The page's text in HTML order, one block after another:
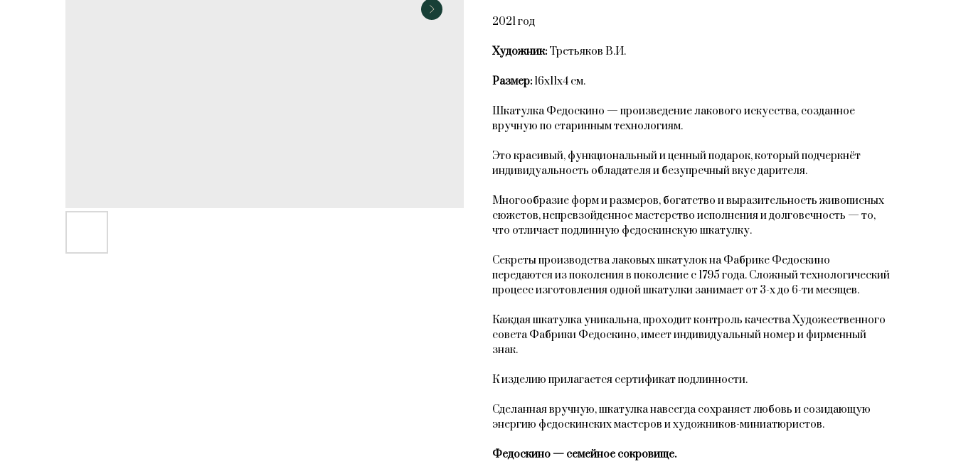
2021 год
Художник: Третьяков В.И.
Размер: 16х11х4 см.
Шкатулка Федоскино — произведение лакового искусства, созданное
вручную по старинным технологиям.
Это красивый, функциональный и ценный подарок, который подчеркнёт
индивидуальность обладателя и безупречный вкус дарителя.
Многообразие форм и размеров, богатство и выразительность живописных
сюжетов, непревзойденное мастерство исполнения и долговечность — то,
что отличает подлинную федоскинскую шкатулку.
Секреты производства лаковых шкатулок на Фабрике Федоскино
передаются из поколения в поколение с 1795 года. Сложный технологический
процесс изготовления одной шкатулки занимает от 3-х до 6-ти месяцев.
Каждая шкатулка уникальна, проходит контроль качества Художественного
совета Фабрики Федоскино, имеет индивидуальный номер и фирменный
знак.
К изделию прилагается сертификат подлинности.
Сделанная вручную, шкатулка навсегда сохраняет любовь и созидающую
энергию федоскинских мастеров и художников-миниатюристов.
Федоскино — семейное сокровище.